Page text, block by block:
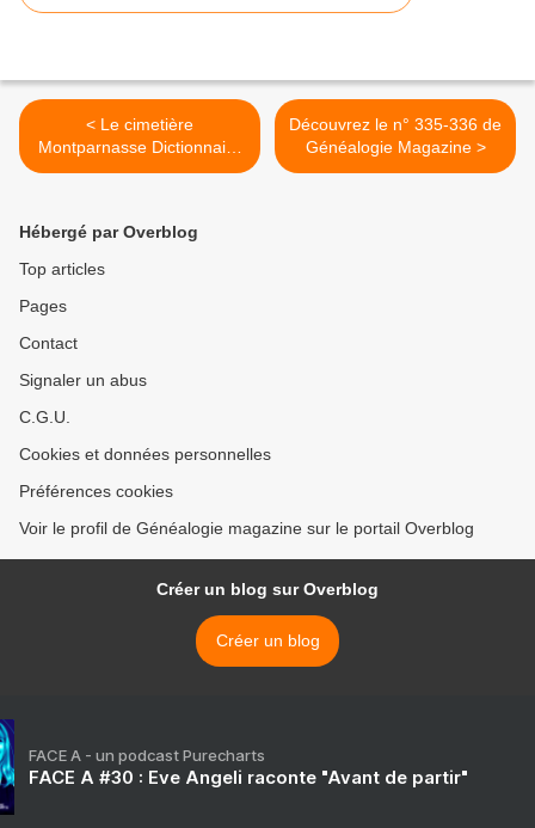
< Le cimetière
Montparnasse Dictionnaire
biographique de
Découvrez le n° 335-336 de
Généalogie Magazine >
Hébergé par Overblog
Top articles
Pages
Contact
Signaler un abus
C.G.U.
Cookies et données personnelles
Préférences cookies
Voir le profil de Généalogie magazine sur le portail Overblog
Créer un blog sur Overblog
Créer un blog
FACE A - un podcast Purecharts
FACE A #30 : Eve Angeli raconte "Avant de partir"